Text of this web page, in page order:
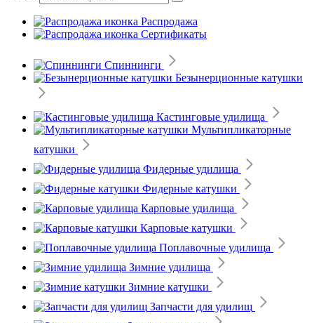
Распродажа
Сертификаты
Спиннинги
Безынерционные катушки
Кастинговые удилища
Мультипликаторные
катушки
Фидерные удилища
Фидерные катушки
Карповые удилища
Карповые катушки
Поплавочные удилища
Зимние удилища
Зимние катушки
Запчасти для удилищ